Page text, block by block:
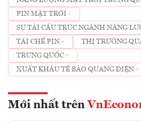
PIN MẶT TRỜI
SỰ TÁI CẤU TRÚC NGÀNH NĂNG
TÁI CHẾ PIN
THỊ TRƯỜNG
TRUNG QUỐC
XUẤT KHẨU TẾ BÀO QUANG ĐIỆN
Mới nhất trên